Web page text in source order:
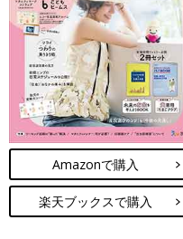
Amazonで購入
楽天ブックスで購入